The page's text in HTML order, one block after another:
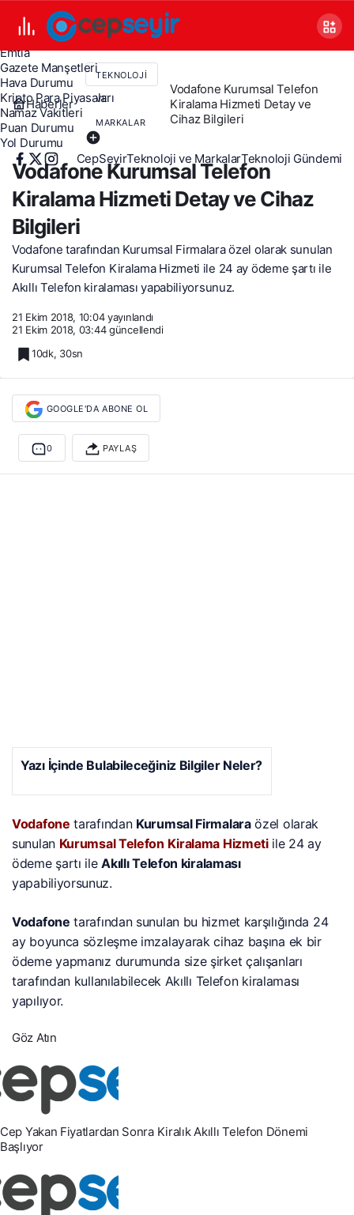
Covid 19
Döviz Kurları
Emtia
Gazete Manşetleri
Hava Durumu
Kripto Para Piyasaları
Namaz Vakitleri
Puan Durumu
Yol Durumu
CepSeyirTeknoloji ve MarkalarTeknoloji Gündemi
Haberler
TEKNOLOJI
VE
MARKALAR
Vodafone Kurumsal Telefon
Kiralama Hizmeti Detay ve
Cihaz Bilgileri
Vodafone Kurumsal Telefon
Kiralama Hizmeti Detay ve Cihaz
Bilgileri
Vodafone tarafından Kurumsal Firmalara özel olarak sunulan
Kurumsal Telefon Kiralama Hizmeti ile 24 ay ödeme şartı ile
Akıllı Telefon kiralaması yapabiliyorsunuz.
21 Ekim 2018, 10:04yayınlandı
21 Ekim 2018, 03:44güncellendi
10dk, 30sn
GOOGLE'DA ABONE OL
0 PAYLAŞ
Yazı İçinde Bulabileceğiniz Bilgiler Neler?
Vodafone tarafından Kurumsal Firmalaraözel olarak
sunulan Kurumsal Telefon Kiralama Hizmetiile 24 ay
ödeme şartı ileAkıllı Telefon kiralaması
yapabiliyorsunuz.
Vodafone tarafından sunulan bu hizmet karşılığında 24
ay boyunca sözleşme imzalayarak cihaz başına ek bir
ödeme yapmanız durumunda size şirket çalışanları
tarafından kullanılabilecek Akıllı Telefon kiralaması
yapılıyor.
Göz Atın
Cep Yakan Fiyatlardan Sonra Kiralık Akıllı Telefon Dönemi
Başlıyor